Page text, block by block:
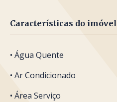
Características do imóvel
• Água Quente
• Ar Condicionado
• Área Serviço